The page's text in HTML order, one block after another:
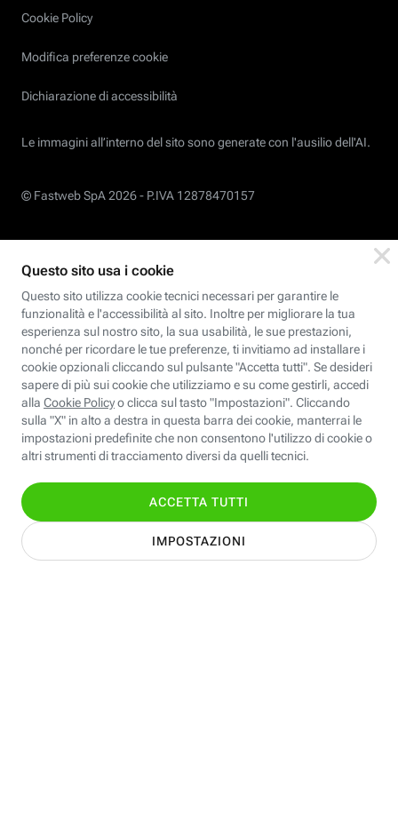
Cookie Policy
Modifica preferenze cookie
Dichiarazione di accessibilità
Le immagini all’interno del sito sono generate con l'ausilio dell'AI.
© Fastweb SpA 2026 - P.IVA 12878470157